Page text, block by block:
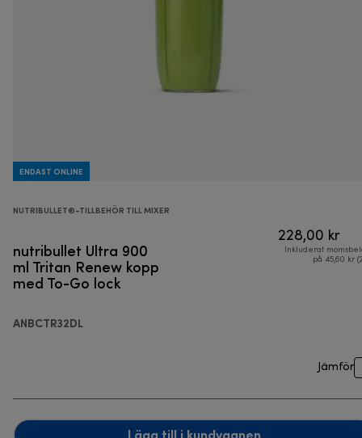
ENDAST ONLINE
NUTRIBULLET®-TILLBEHÖR TILL MIXER
nutribullet Ultra 900
ml Tritan Renew kopp
med To-Go lock
ANBCTR32DL
228,00 kr
Inkluderat
på 45,60 kr
Jämför
Lägg till i kundvagnen